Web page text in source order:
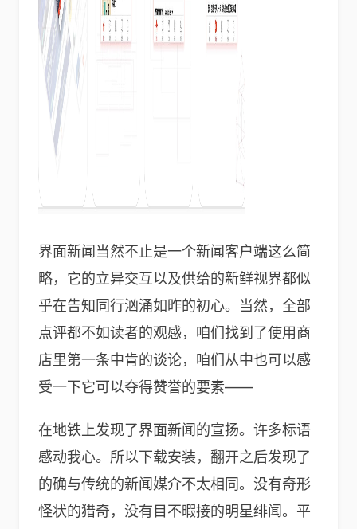
界面新闻当然不止是一个新闻客户端这么简
略，它的立异交互以及供给的新鲜视界都似
乎在告知同行汹涌如昨的初心。当然，全部
点评都不如读者的观感，咱们找到了使用商
店里第一条中肯的谈论，咱们从中也可以感
受一下它可以夺得赞誉的要素——
在地铁上发现了界面新闻的宣扬。许多标语
感动我心。所以下载安装，翻开之后发现了
的确与传统的新闻媒介不太相同。没有奇形
怪状的猎奇，没有目不暇接的明星绯闻。平